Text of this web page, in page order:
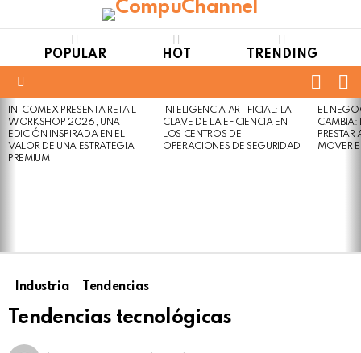
POPULAR HOT TRENDING
LATEST
STORIES
INTCOMEX PRESENTA RETAIL
WORKSHOP 2026, UNA
EDICIÓN INSPIRADA EN EL
VALOR DE UNA ESTRATEGIA
PREMIUM
INTELIGENCIA ARTIFICIAL: LA
CLAVE DE LA EFICIENCIA EN
LOS CENTROS DE
OPERACIONES DE SEGURIDAD
EL
CAMBIA:
MOVER
Industria Tendencias
Tendencias tecnológicas